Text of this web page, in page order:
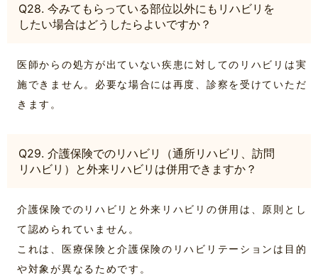
Q28. 今みてもらっている部位以外にもリハビリを
したい場合はどうしたらよいですか？
医師からの処方が出ていない疾患に対してのリハビリは実
施できません。必要な場合には再度、診察を受けていただ
きます。
Q29. 介護保険でのリハビリ（通所リハビリ、訪問
リハビリ）と外来リハビリは併用できますか？
介護保険でのリハビリと外来リハビリの併用は、原則とし
て認められていません。
これは、医療保険と介護保険のリハビリテーションは目的
や対象が異なるためです。